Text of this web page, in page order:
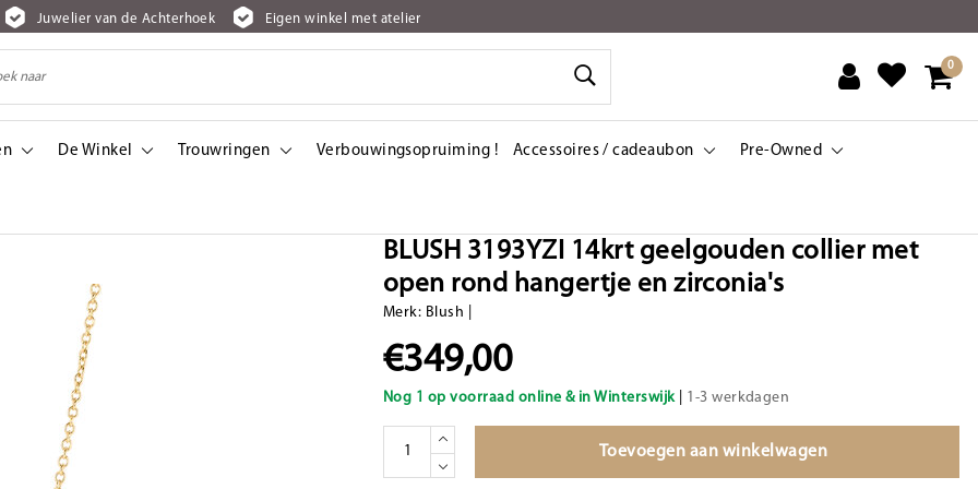
Juwelier van de Achterhoek Eigen winkel met atelier
0
De Winkel Trouwringen Verbouwingsopruiming ! Accessoires / cadeaubon Pre-Owned
BLUSH 3193YZI 14krt geelgouden collier met
open rond hangertje en zirconia's
Merk: Blush
€349,00
Nog 1 op voorraad online & in Winterswijk| 1-3 werkdagen
Toevoegen aan winkelwagen